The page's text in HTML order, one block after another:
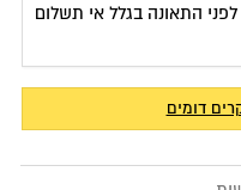
התאונה בגלל אי תשלום
דומים